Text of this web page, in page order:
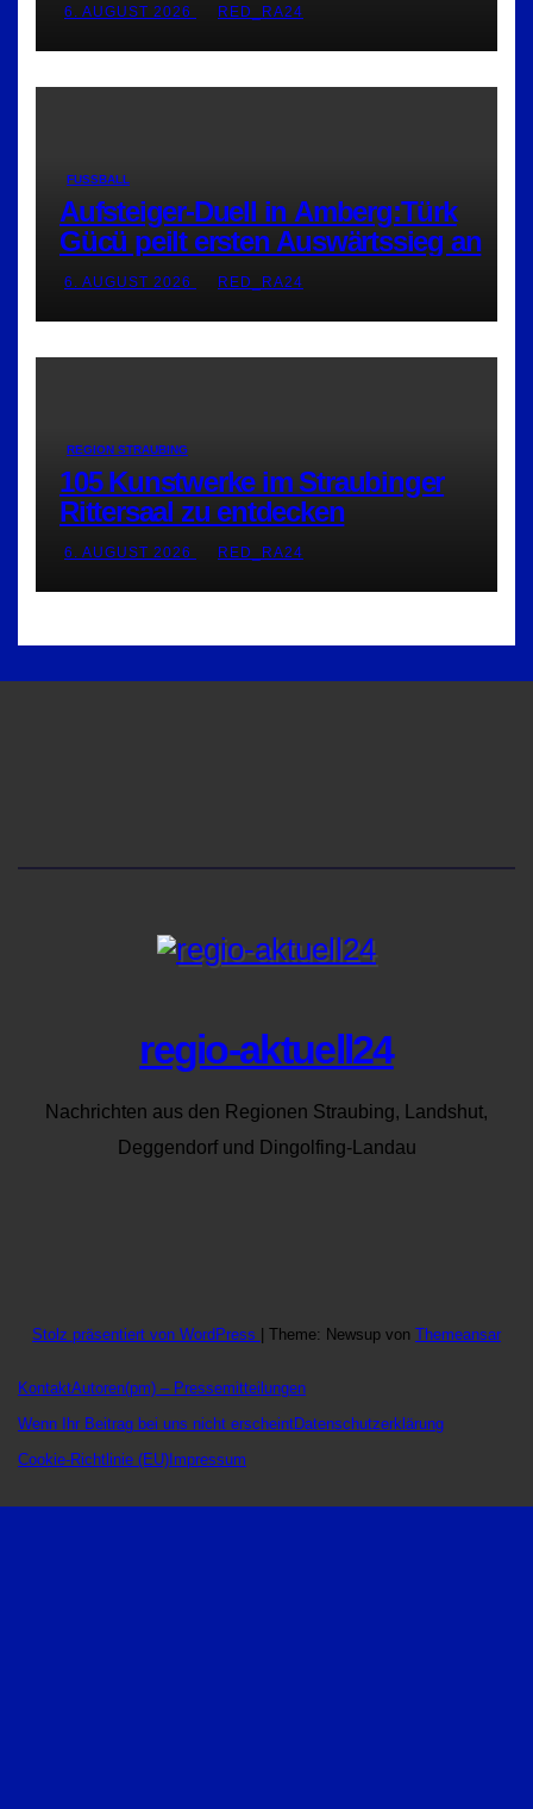
6. AUGUST 2026 RED_RA24
FUSSBALL
Aufsteiger-Duell in Amberg:Türk
Gücü peilt ersten Auswärtssieg an
6. AUGUST 2026 RED_RA24
REGION STRAUBING
105 Kunstwerke im Straubinger
Rittersaal zu entdecken
6. AUGUST 2026 RED_RA24
regio-aktuell24
Nachrichten aus den Regionen Straubing, Landshut,
Deggendorf und Dingolfing-Landau
Stolz präsentiert von WordPress Theme: Newsup von Themeansar
KontaktAutoren(pm) – Pressemitteilungen
Wenn Ihr Beitrag bei uns nicht erscheintDatenschutzerklärung
Cookie-Richtlinie (EU) Impressum